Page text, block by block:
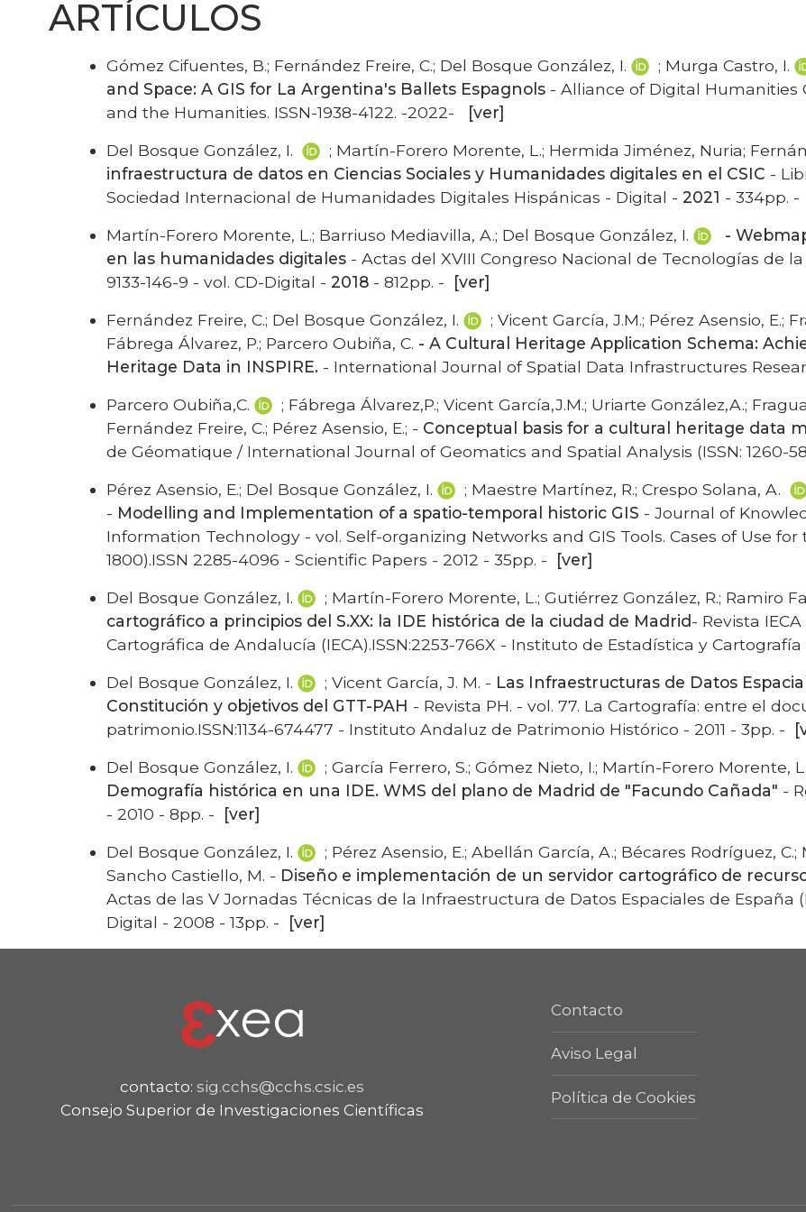
ARTÍCULOS
Gómez Cifuentes, B.; Fernández Freire, C.; Del Bosque González, I. ; Murga Castro, I.
and Space: A GIS for La Argentina's Ballets Espagnols - Alliance of Digital Humanities
and the Humanities. ISSN-1938-4122. -2022-
[ver]
Del Bosque González, I.
; Martín-Forero Morente, L.; Hermida Jiménez, Nuria;
infraestructura de datos en Ciencias Sociales y Humanidades digitales en el CSIC -
Sociedad Internacional de Humanidades Digitales Hispánicas - Digital -2021 - 334pp. -
Martín-Forero Morente, L.; Barriuso Mediavilla, A.; Del Bosque González, I.
-
en las humanidades digitales - Actas del XVIII Congreso Nacional de Tecnologías de
9133-146-9 - vol. CD-Digital -2018 - 812pp. -
[ver]
Fernández Freire, C.; Del Bosque González, I.
; Vicent García, J.M.; Pérez Asensio, E.;
Fábrega Álvarez, P.; Parcero Oubiña, C. - A Cultural Heritage Application Schema:
Heritage Data in INSPIRE. - International Journal of Spatial Data Infrastructures
Parcero Oubiña,C.
; Fábrega Álvarez,P.; Vicent García,J.M.; Uriarte González,A.;
Fernández Freire, C.; Pérez Asensio, E.; - Conceptual basis for a cultural heritage data
de Géomatique / International Journal of Geomatics and Spatial Analysis (ISSN: 1260-
Pérez Asensio, E.; Del Bosque González, I.
; Maestre Martínez, R.; Crespo Solana, A.
- Modelling and Implementation of a spatio-temporal historic GIS - Journal of
Information Technology - vol. Self-organizing Networks and GIS Tools. Cases of Use
1800).ISSN 2285-4096 - Scientific Papers - 2012 - 35pp. -
[ver]
Del Bosque González, I.
; Martín-Forero Morente, L.; Gutiérrez González, R.; Ramiro
cartográfico a principios del S.XX: la IDE histórica de la ciudad de Madrid- Revista
Cartográfica de Andalucía (IECA).ISSN:2253-766X - Instituto de Estadística y
Del Bosque González, I.
; Vicent García, J. M. - Las Infraestructuras de Datos
Constitución y objetivos del GTT-PAH - Revista PH. - vol. 77. La Cartografía: entre el
patrimonio.ISSN:1134-674477 - Instituto Andaluz de Patrimonio Histórico - 2011 - 3pp. -
Del Bosque González, I.
; García Ferrero, S.; Gómez Nieto, I.; Martín-Forero Morente,
Demografía histórica en una IDE. WMS del plano de Madrid de "Facundo Cañada" -
- 2010 - 8pp. -
[ver]
Del Bosque González, I.
; Pérez Asensio, E.; Abellán García, A.; Bécares Rodríguez,
Sancho Castiello, M. - Diseño e implementación de un servidor cartográfico de
Actas de las V Jornadas Técnicas de la Infraestructura de Datos Espaciales de España
Digital - 2008 - 13pp. -
[ver]
contacto: sig.cchs@cchs.csic.es
Consejo Superior de Investigaciones Científicas
Contacto
Aviso Legal
Política de Cookies